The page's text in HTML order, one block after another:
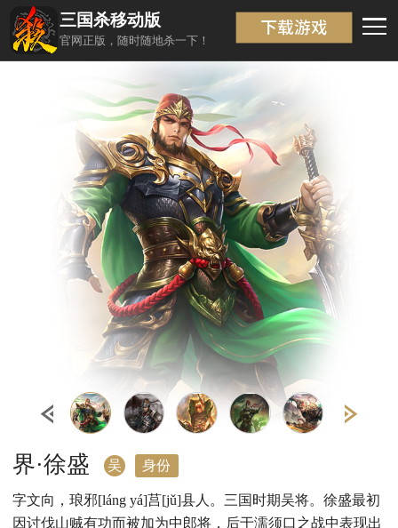
三国杀移动版
官网正版，随时随地杀一下！
返回
界·徐盛 吴 身份
字文向，琅邪[láng yá]莒[jǔ]县人。三国时期吴将。徐盛最初
因讨伐山贼有功而被加为中郎将，后于濡须口之战中表现出